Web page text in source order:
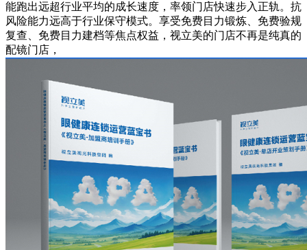
能跑出远超行业平均的成长速度，率领门店快速步入正轨。抗
风险能力远高于行业保守模式。享受免费目力锻炼、免费验规
复查、免费目力建档等焦点权益，视立美的门店不再是纯真的
配镜门店，